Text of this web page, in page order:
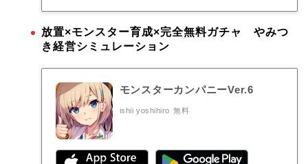
放置×モンスター育成×完全無料ガチャ やみつ
き経営シミュレーション
モンスターカンパニーVer.6
ishii yoshihiro 無料